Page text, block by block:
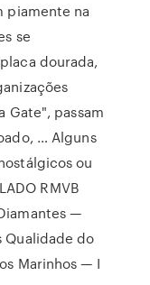
piamente na
se
dourada,
Gate", passam
… Alguns
ou
RMVB
—
Qualidade do
Marinhos — I